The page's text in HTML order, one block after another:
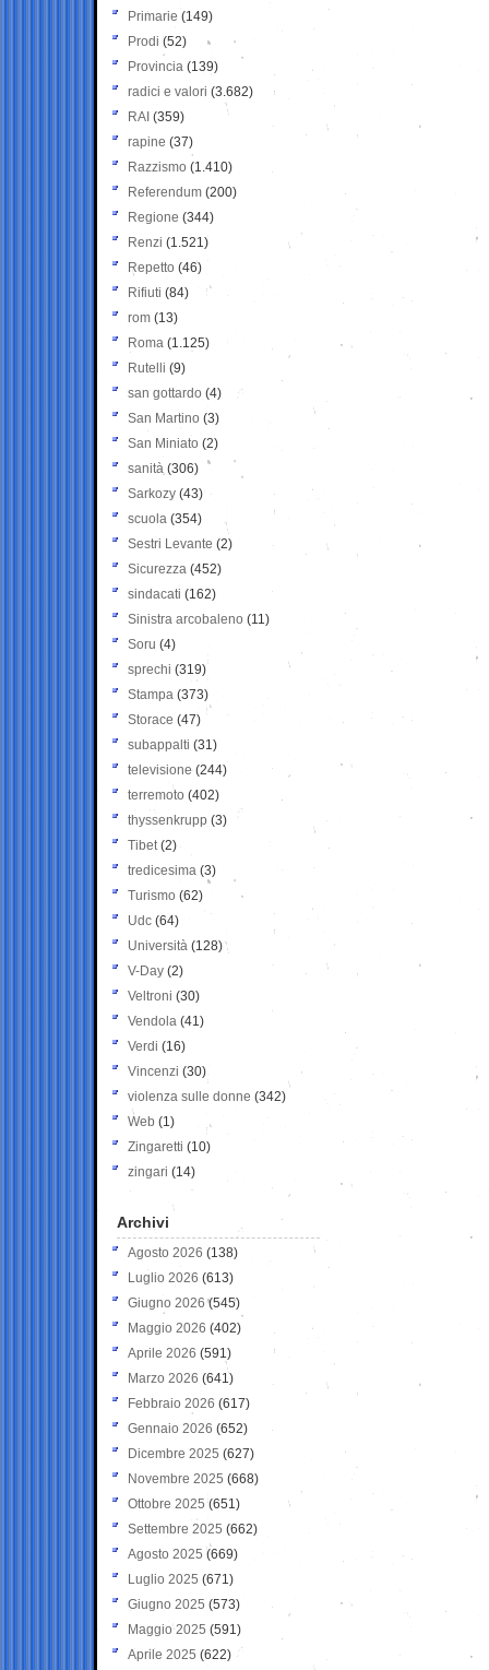
Primarie (149)
Prodi (52)
Provincia (139)
radici e valori (3.682)
RAI (359)
rapine (37)
Razzismo (1.410)
Referendum (200)
Regione (344)
Renzi (1.521)
Repetto (46)
Rifiuti (84)
rom (13)
Roma (1.125)
Rutelli (9)
san gottardo (4)
San Martino (3)
San Miniato (2)
sanità (306)
Sarkozy (43)
scuola (354)
Sestri Levante (2)
Sicurezza (452)
sindacati (162)
Sinistra arcobaleno (11)
Soru (4)
sprechi (319)
Stampa (373)
Storace (47)
subappalti (31)
televisione(244)
terremoto (402)
thyssenkrupp (3)
Tibet(2)
tredicesima (3)
Turismo (62)
Udc (64)
Università (128)
V-Day (2)
Veltroni (30)
Vendola (41)
Verdi (16)
Vincenzi (30)
violenza sulle donne (342)
Web (1)
Zingaretti (10)
zingari (14)
Archivi
Agosto 2026 (138)
Luglio 2026 (613)
Giugno 2026 (545)
Maggio 2026 (402)
Aprile 2026 (591)
Marzo 2026 (641)
Febbraio 2026 (617)
Gennaio 2026 (652)
Dicembre 2025 (627)
Novembre 2025 (668)
Ottobre 2025 (651)
Settembre 2025 (662)
Agosto 2025 (669)
Luglio 2025 (671)
Giugno 2025 (573)
Maggio 2025 (591)
Aprile 2025 (622)